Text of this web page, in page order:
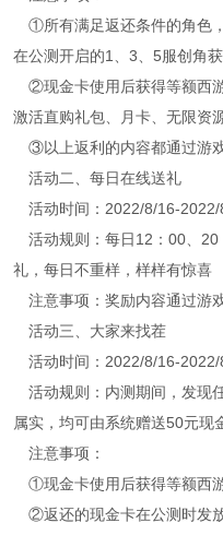
①所有满足返还条件的角色
在公测开启的1、3、5服创角获
②现金卡使用后获得等额西
激活直购礼包、月卡、无限资
③以上返利的内容都通过游
活动二、每日在线送礼
活动时间：2022/8/16-2022/
活动规则：每日12：00、
礼，每日不重样，样样有惊喜
注意事项：奖励内容通过游
活动三、大家来找茬
活动时间：2022/8/16-2022/
活动规则：内测期间，发现
属实，均可由系统赠送50元现
注意事项：
①现金卡使用后获得等额西
②返还的现金卡在公测时发